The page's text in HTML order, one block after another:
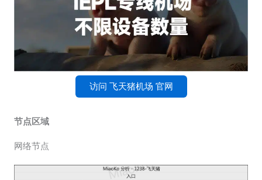
访问 飞天猪机场 官网
节点区域
网络节点